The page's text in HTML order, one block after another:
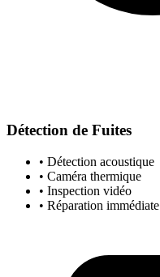
Détection de Fuites
• Détection acoustique
• Caméra thermique
• Inspection vidéo
• Réparation immédiate